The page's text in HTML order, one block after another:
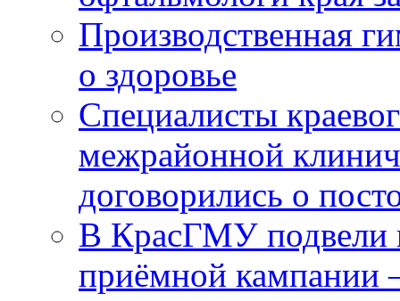
Производственная
о здоровье
Специалисты
межрайонной
договорились о
В КрасГМУ подвели
приёмной кампании